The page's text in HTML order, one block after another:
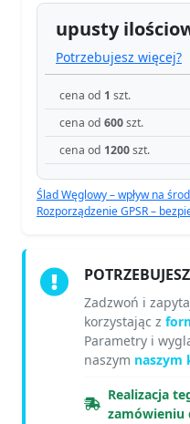
upusty
Potrzebujesz więcej?
cena od 1 szt.
cena od 600szt.
cena od 1200szt.
Ślad Węglowy – wpływ na
Rozporządzenie GPSR –
Zadzwoń i
korzystając z
Parametry i
naszym naszym
Realizacja
zamówieniu